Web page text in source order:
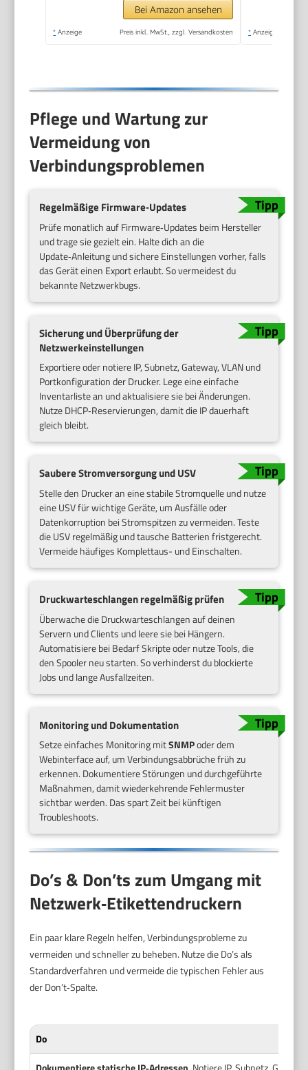
Bei Amazon ansehen
* Anzeige Preis inkl. MwSt., zzgl. Versandkosten * Anzeige
Pflege und Wartung zur
Vermeidung von
Verbindungsproblemen
Regelmäßige Firmware‑Updates
Prüfe monatlich auf Firmware‑Updates beim Hersteller
und trage sie gezielt ein. Halte dich an die
Update‑Anleitung und sichere Einstellungen vorher, falls
das Gerät einen Export erlaubt. So vermeidest du
bekannte Netzwerkbugs.
Sicherung und Überprüfung der
Netzwerkeinstellungen
Exportiere oder notiere IP, Subnetz, Gateway, VLAN und
Portkonfiguration der Drucker. Lege eine einfache
Inventarliste an und aktualisiere sie bei Änderungen.
Nutze DHCP‑Reservierungen, damit die IP dauerhaft
gleich bleibt.
Saubere Stromversorgung und USV
Stelle den Drucker an eine stabile Stromquelle und nutze
eine USV für wichtige Geräte, um Ausfälle oder
Datenkorruption bei Stromspitzen zu vermeiden. Teste
die USV regelmäßig und tausche Batterien fristgerecht.
Vermeide häufiges Komplettaus- und Einschalten.
Druckwarteschlangen regelmäßig prüfen
Überwache die Druckwarteschlangen auf deinen
Servern und Clients und leere sie bei Hängern.
Automatisiere bei Bedarf Skripte oder nutze Tools, die
den Spooler neu starten. So verhinderst du blockierte
Jobs und lange Ausfallzeiten.
Monitoring und Dokumentation
Setze einfaches Monitoring mitSNMPoder dem
Webinterface auf, um Verbindungsabbrüche früh zu
erkennen. Dokumentiere Störungen und durchgeführte
Maßnahmen, damit wiederkehrende Fehlermuster
sichtbar werden. Das spart Zeit bei künftigen
Troubleshoots.
Do’s & Don’ts zum Umgang mit
Netzwerk‑Etikettendruckern
Ein paar klare Regeln helfen, Verbindungsprobleme zu
vermeiden und schneller zu beheben. Nutze die Do’s als
Standardverfahren und vermeide die typischen Fehler aus
der Don’t‑Spalte.
Do